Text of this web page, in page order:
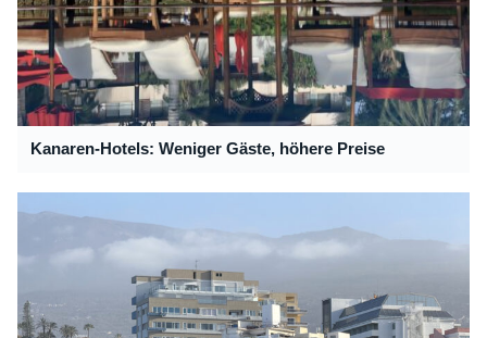
Kanaren-Hotels: Weniger Gäste, höhere Preise